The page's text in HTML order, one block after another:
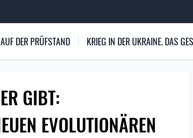
DER PRÜFSTAND KRIEG IN DER UKRAINE. DAS
GIBT:
EVOLUTIONÄREN